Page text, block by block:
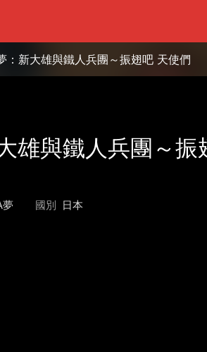
：新大雄與鐵人兵團～振翅吧 天使們
雄與鐵人兵團～振
夢 國別 日本